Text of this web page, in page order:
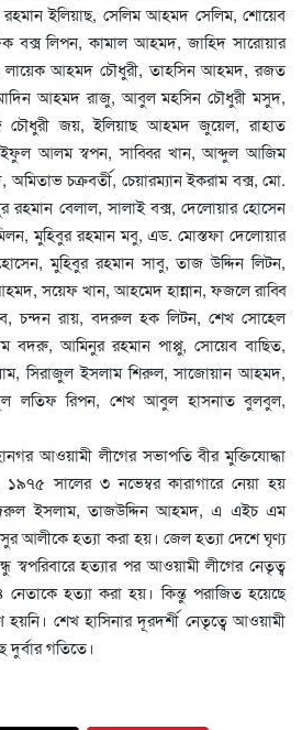
রহমান ইলিয়াছ, সেলিম আহমদ সেলিম, শোয়েব
বক্স লিপন, কামাল আহমদ, জাহিদ সারোয়ার
আহমদ চৌধুরী, তাহসিন আহমদ, রজত
আহমদ রাজু, আবুল মহসিন চৌধুরী মসুদ,
চৌধুরী জয়, ইলিয়াছ আহমদ জুয়েল, রাহাত
আলম স্বপন, সাব্বির খান, আব্দুল আজিম
চক্রবর্তী, চেয়ারম্যান ইকরাম বক্স, মো.
বেলাল, সালাই বক্স, দেলোয়ার হোসেন
মুহিবুর রহমান মবু, এড. মোস্তফা দেলোয়ার
মুহিবুর রহমান সাবু, তাজ উদ্দিন লিটন,
সয়েফ খান, আহমেদ হান্নান, ফজলে রাব্বি
চন্দন রায়, বদরুল হক লিটন, শেখ সোহেল
আমিনুর রহমান পাপ্পু, সোয়েব বাছিত,
সিরাজুল ইসলাম শিরুল, সাজোয়ান আহমদ,
লতিফ রিপন, শেখ আবুল হাসনাত বুলবুল,
আওয়ামী লীগের সভাপতি বীর মুক্তিযোদ্ধা
সালের ৩ নভেম্বর কারাগারে নেয়া হয়
ইসলাম, তাজউদ্দিন আহমদ, এ এইচ এম
আলীকে হত্যা করা হয়। জেল হত্যা দেশে ঘৃণ্য
স্বপরিবারে হত্যার পর আওয়ামী লীগের নেতৃত্ব
হত্যা করা হয়। কিন্তু পরাজিত হয়েছে
হয়নি। শেখ হাসিনার দূরদর্শী নেতৃত্বে আওয়ামী
দুর্বার গতিতে।